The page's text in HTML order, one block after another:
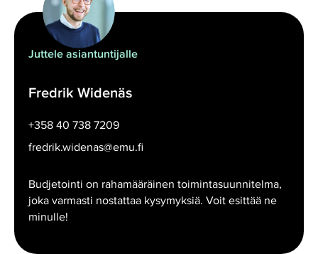
Juttele asiantuntijalle
Fredrik Widenäs
+358 40 738 7209
fredrik.widenas@emu.fi
Budjetointi on rahamääräinen toimintasuunnitelma,
joka varmasti nostattaa kysymyksiä. Voit esittää ne
minulle!